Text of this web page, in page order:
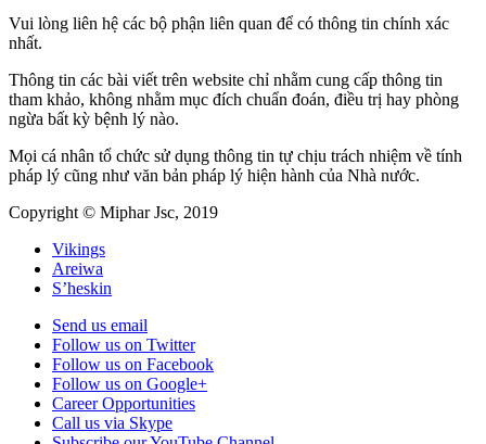
Vui lòng liên hệ các bộ phận liên quan để có thông tin chính xác
nhất.
Thông tin các bài viết trên website chỉ nhằm cung cấp thông tin
tham khảo, không nhằm mục đích chuẩn đoán, điều trị hay phòng
ngừa bất kỳ bệnh lý nào.
Mọi cá nhân tổ chức sử dụng thông tin tự chịu trách nhiệm về tính
pháp lý cũng như văn bản pháp lý hiện hành của Nhà nước.
Copyright © Miphar Jsc, 2019
Vikings
Areiwa
S’heskin
Send us email
Follow us on Twitter
Follow us on Facebook
Follow us on Google+
Career Opportunities
Call us via Skype